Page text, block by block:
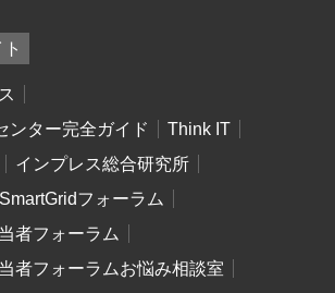
ンター完全ガイド
Think IT
インプレス総合研究所
SmartGridフォーラム
者フォーラム
者フォーラムお悩み相談室